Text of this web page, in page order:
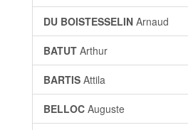
DU BOISTESSELIN Arnaud
BATUT Arthur
BARTIS Attila
BELLOC Auguste